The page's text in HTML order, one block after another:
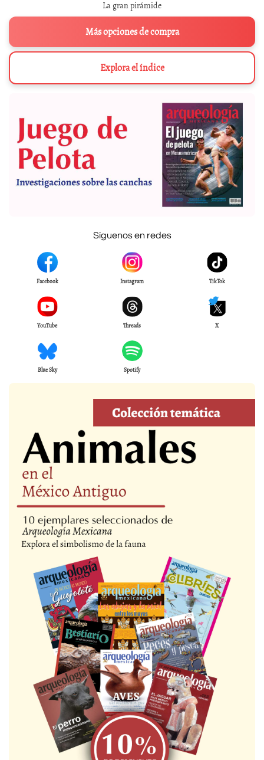
La gran pirámide
Más opciones de compra
Explora el índice
Síguenos en redes
Facebook Instagram TikTok
YouTube Threads X
Blue Sky Spotify